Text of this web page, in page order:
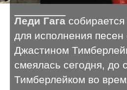
Леди Гага
для исполнения
Джастином
смеялась сегодня, до
Тимберлейком во